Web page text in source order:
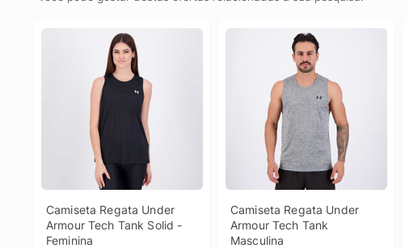
Camiseta Regata Under
Armour Tech Tank Solid -
Feminina
Camiseta Regata Under
Armour Tech Tank
Masculina